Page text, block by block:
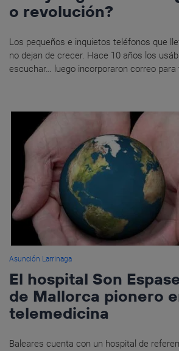
o revolución?
Los pequeños e inquietos teléfonos que
no dejan de crecer. Hace 10 años los
escuchar… luego incorporaron correo para
Asunción Larrinaga
El hospital Son
de Mallorca pionero
telemedicina
Baleares cuenta con un hospital de